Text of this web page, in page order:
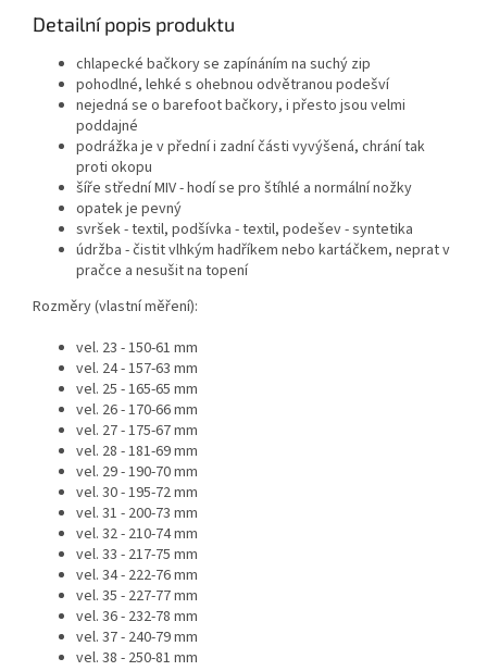
Detailní popis produktu
chlapecké bačkory se zapínáním na suchý zip
pohodlné, lehké s ohebnou odvětranou podešví
nejedná se o barefoot bačkory, i přesto jsou velmi
poddajné
podrážka je v přední i zadní části vyvýšená, chrání tak
proti okopu
šíře střední MIV - hodí se pro štíhlé a normální nožky
opatek je pevný
svršek - textil, podšívka - textil, podešev - syntetika
údržba - čistit vlhkým hadříkem nebo kartáčkem, neprat v
pračce a nesušit na topení
Rozměry (vlastní měření):
vel. 23 - 150-61 mm
vel. 24 - 157-63 mm
vel. 25 - 165-65 mm
vel. 26 - 170-66 mm
vel. 27 - 175-67 mm
vel. 28 - 181-69 mm
vel. 29 - 190-70 mm
vel. 30 - 195-72 mm
vel. 31 - 200-73 mm
vel. 32 - 210-74 mm
vel. 33 - 217-75 mm
vel. 34 - 222-76 mm
vel. 35 - 227-77 mm
vel. 36 - 232-78 mm
vel. 37 - 240-79 mm
vel. 38 - 250-81 mm